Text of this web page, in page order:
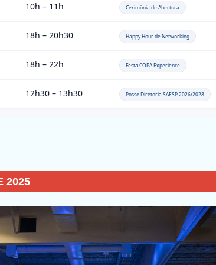
10h – 11h Cerimônia de Abertura
18h – 20h30 Happy Hour de Networking
18h – 22h Festa COPA Experience
12h30 – 13h30 Posse Diretoria SAESP 2026/2028
2025